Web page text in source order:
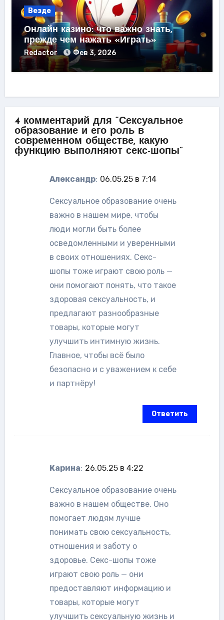
Везде
Онлайн казино: что важно знать,
прежде чем нажать «Играть»
Redactor Фев 3, 2026
4 комментарий для “Сексуальное
образование и его роль в
современном обществе, какую
функцию выполняют секс-шопы”
Александр: 06.05.25 в 7:14
Сексуальное образование очень
важно в нашем мире, чтобы
люди могли быть более
осведомленными и уверенными
в своих отношениях. Секс-
шопы тоже играют свою роль —
они помогают понять, что такое
здоровая сексуальность, и
предлагают разнообразные
товары, которые могут
улучшить интимную жизнь.
Главное, чтобы всё было
безопасно и с уважением к себе
и партнёру!
Ответить
Карина: 26.05.25 в 4:22
Сексуальное образование очень
важно в нашем обществе. Оно
помогает людям лучше
понимать свою сексуальность,
отношения и заботу о
здоровье. Секс-шопы тоже
играют свою роль — они
предоставляют информацию и
товары, которые могут
улучшить сексуальную жизнь и